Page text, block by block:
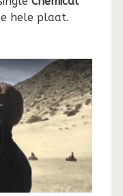
hele plaat.